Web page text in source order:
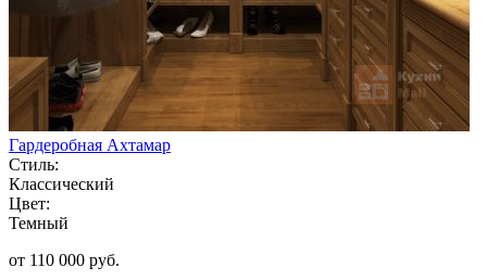
Гардеробная Ахтамар
Стиль:
Классический
Цвет:
Темный
от 110 000 руб.